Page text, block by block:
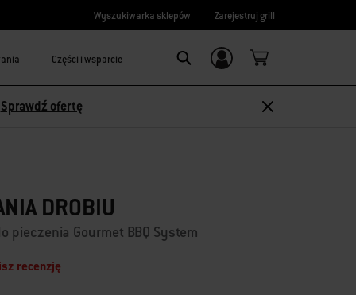
Wyszukiwarka sklepów Zarejestruj grill
Części i wsparcie
Logowanie/
rejestracja
Sprawdź ofertę
DROBIU
pieczenia Gourmet BBQ System
recenzję